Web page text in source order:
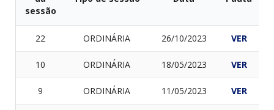
sessão
22 ORDINÁRIA 26/10/2023 VER
10 ORDINÁRIA 18/05/2023 VER
9 ORDINÁRIA 11/05/2023 VER